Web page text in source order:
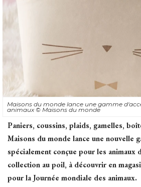
Maisons du monde lance une gamme
animaux© Maisons du monde
Paniers, coussins, plaids, gamelles,
Maisons du monde lance une nouvelle
spécialement conçue pour les animaux
collection au poil, à découvrir en
pour la Journée mondiale des animaux.